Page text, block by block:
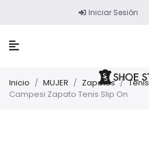
Iniciar Sesión
Inicio / MUJER / Zapatos / Tenis
Campesi Zapato Tenis Slip On